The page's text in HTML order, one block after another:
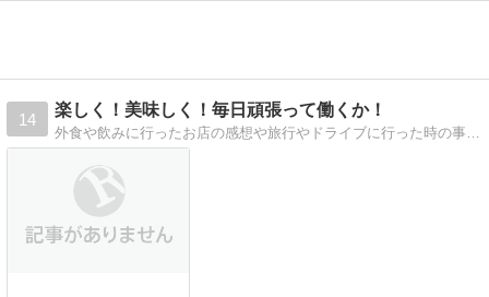
14
楽しく！美味しく！毎日頑張って働くか！